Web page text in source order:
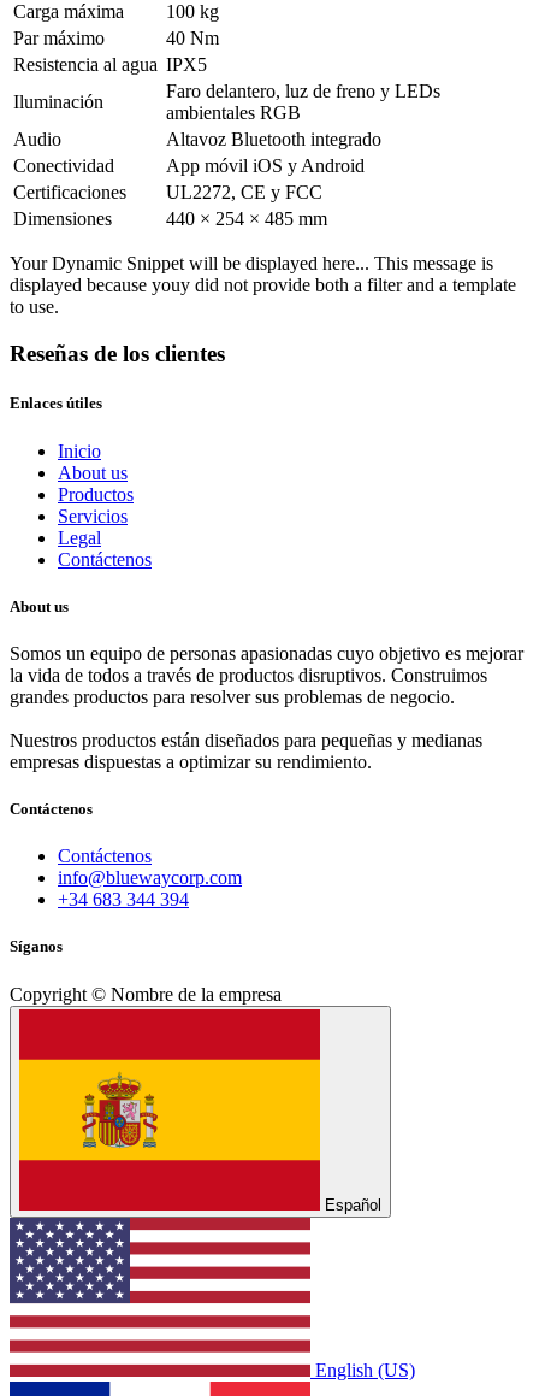
Carga máxima
100 kg
Par máximo
40 Nm
Resistencia al agua IPX5
Iluminación
Faro delantero, luz de freno y LEDs
ambientales RGB
Audio
Altavoz Bluetooth integrado
Conectividad
App móvil iOS y Android
Certificaciones
UL2272, CE y FCC
Dimensiones
440 × 254 × 485 mm
Your Dynamic Snippet will be displayed here... This message is
displayed because youy did not provide both a filter and a template
to use.
Reseñas de los clientes
Enlaces útiles
Inicio
About us
Productos
Servicios
Legal
Contáctenos
About us
Somos un equipo de personas apasionadas cuyo objetivo es mejorar
la vida de todos a través de productos disruptivos. Construimos
grandes productos para resolver sus problemas de negocio.
Nuestros productos están diseñados para pequeñas y medianas
empresas dispuestas a optimizar su rendimiento.
Contáctenos
Contáctenos
info@bluewaycorp.com
+34 683 344 394
Síganos
Copyright © Nombre de la empresa
Español
English (US)